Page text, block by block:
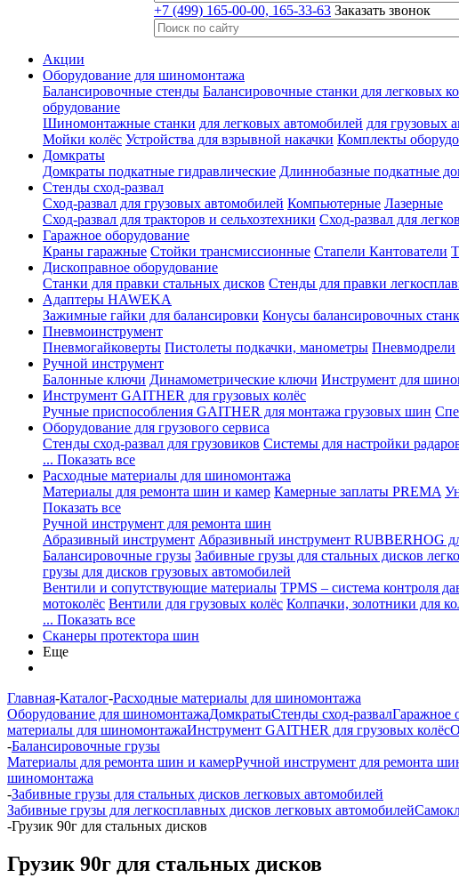
+7 (499) 165-00-00, 165-33-63 Заказать звонок
Акции
Оборудование для шиномонтажа
Балансировочные стенды Балансировочные станки для легковых
обрудование
Шиномонтажные станки для легковых автомобилей для грузовых
Мойки колёс Устройства для взрывной накачки Комплекты
Домкраты
Домкраты подкатные гидравлические Длиннобазные подкатные
Стенды сход-развал
Сход-развал для грузовых автомобилей Компьютерные Лазерные
Сход-развал для тракторов и сельхозтехники Сход-развал для
Гаражное оборудование
Краны гаражные Стойки трансмиссионные Стапели Кантователи
Дископравное оборудование
Станки для правки стальных дисков Стенды для правки
Адаптеры HAWEKA
Зажимные гайки для балансировки Конусы балансировочных
Пневмоинструмент
Пневмогайковерты Пистолеты подкачки, манометры Пневмодрели
Ручной инструмент
Балонные ключи Динамометрические ключи Инструмент для
Инструмент GAITHER для грузовых колёс
Ручные приспособления GAITHER для монтажа грузовых шин
Оборудование для грузового сервиса
Стенды сход-развал для грузовиков Системы для настройки
... Показать все
Расходные материалы для шиномонтажа
Материалы для ремонта шин и камер Камерные заплаты PREMA
Показать все
Ручной инструмент для ремонта шин
Абразивный инструмент Абразивный инструмент RUBBERHOG
Балансировочные грузы Забивные грузы для стальных дисков
грузы для дисков грузовых автомобилей
Вентили и сопутствующие материалы TPMS – система контроля
мотоколёс Вентили для грузовых колёс Колпачки, золотники для
... Показать все
Сканеры протектора шин
Еще
Главная-Каталог-Расходные материалы для шиномонтажа
Оборудование для шиномонтажаДомкратыСтенды сход-развалГаражное
материалы для шиномонтажаИнструмент GAITHER для грузовых колёс
-Балансировочные грузы
Материалы для ремонта шин и камерРучной инструмент для ремонта
шиномонтажа
-Забивные грузы для стальных дисков легковых автомобилей
Забивные грузы для легкосплавных дисков легковых автомобилей
-Грузик 90г для стальных дисков
Грузик 90г для стальных дисков